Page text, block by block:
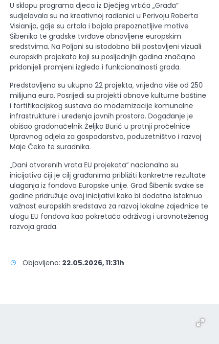
U sklopu programa djeca iz Dječjeg vrtića „Građa“
sudjelovala su na kreativnoj radionici u Perivoju Roberta
Visianija, gdje su crtala i bojala prepoznatljive motive
Šibenika te gradske tvrđave obnovljene europskim
sredstvima. Na Poljani su istodobno bili postavljeni vizuali
europskih projekata koji su posljednjih godina značajno
pridonijeli promjeni izgleda i funkcionalnosti grada.
Predstavljena su ukupno 22 projekta, vrijedna više od 250
milijuna eura. Posrijedi su projekti obnove kulturne baštine
i fortifikacijskog sustava do modernizacije komunalne
infrastrukture i uređenja javnih prostora. Događanje je
obišao gradonačelnik Željko Burić u pratnji pročelnice
Upravnog odjela za gospodarstvo, poduzetništvo i razvoj
Maje Čeko te suradnika.
„Dani otvorenih vrata EU projekata“ nacionalna su
inicijativa čiji je cilj građanima približiti konkretne rezultate
ulaganja iz fondova Europske unije. Grad Šibenik svake se
godine pridružuje ovoj inicijativi kako bi dodatno istaknuo
važnost europskih sredstava za razvoj lokalne zajednice te
ulogu EU fondova kao pokretača održivog i uravnoteženog
razvoja grada.
Objavljeno: 22.05.2026, 11:31h